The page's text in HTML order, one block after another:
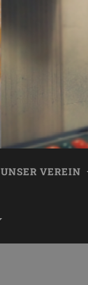
UNSER VEREIN